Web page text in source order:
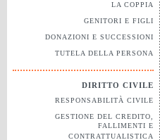
LA COPPIA
GENITORI E FIGLI
DONAZIONI E SUCCESSIONI
TUTELA DELLA PERSONA
DIRITTO CIVILE
RESPONSABILITÀ CIVILE
GESTIONE DEL CREDITO,
FALLIMENTI E
CONTRATTUALISTICA